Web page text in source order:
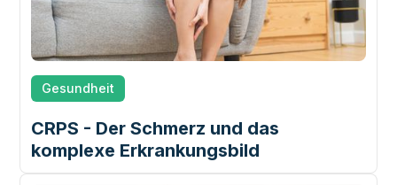
Gesundheit
CRPS - Der Schmerz und das
komplexe Erkrankungsbild